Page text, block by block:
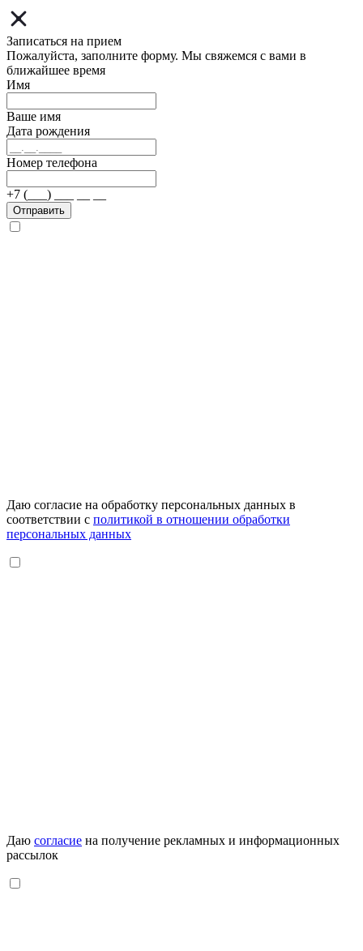
Записаться на прием
Пожалуйста, заполните форму. Мы свяжемся с вами в
ближайшее время
Имя
Ваше имя
Дата рождения
Номер телефона
+7 (___) ___ __ __
Отправить
Даю согласие на обработку персональных данных в
соответствии с политикой в отношении обработки
персональных данных
Даю согласие на получение рекламных и информационных
рассылок